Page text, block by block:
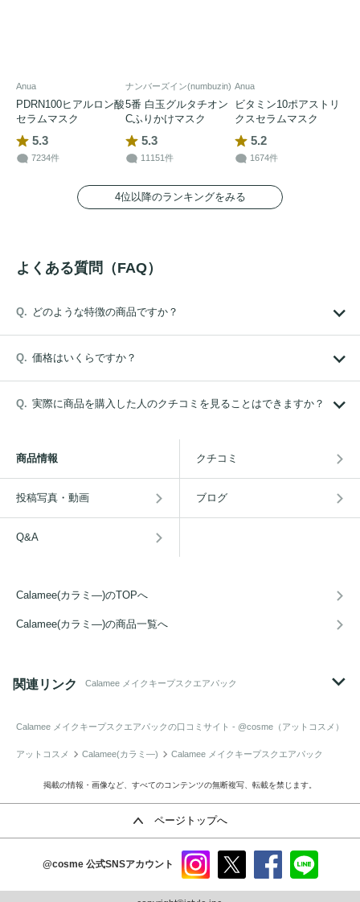
Anua
PDRN100ヒアルロン酸
セラムマスク
5.3
7234件
ナンバーズイン(numbuzin)
5番 白玉グルタチオン
Cふりかけマスク
5.3
11151件
Anua
ビタミン10ポアストリ
クスセラムマスク
5.2
1674件
4位以降のランキングをみる
よくある質問（FAQ）
どのような特徴の商品ですか？
価格はいくらですか？
実際に商品を購入した人のクチコミを見ることはできますか？
商品情報 クチコミ
投稿写真・動画 ブログ
Q&A
Calamee(カラミ―)のTOPへ
Calamee(カラミ―)の商品一覧へ
関連リンク Calamee メイクキープスクエアパック
Calamee メイクキープスクエアパックの口コミサイト - @cosme（アットコスメ）
アットコスメ Calamee(カラミ―) Calamee メイクキープスクエアパック
掲載の情報・画像など、すべてのコンテンツの無断複写、転載を禁じます。
ページトップへ
@cosme 公式SNSアカウント